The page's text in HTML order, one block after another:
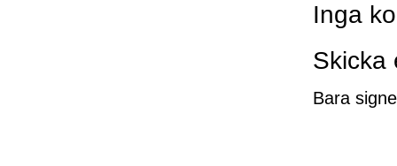
Inga
Skicka
Bara